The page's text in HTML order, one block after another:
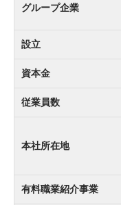
グループ企業
設立
資本金
従業員数
本社所在地
有料職業紹介事業